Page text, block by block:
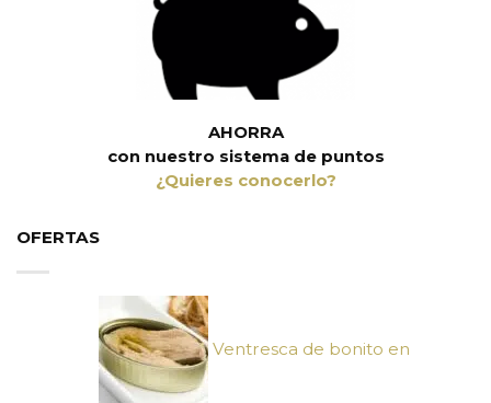
AHORRA
con nuestro sistema de puntos
¿Quieres conocerlo?
OFERTAS
Ventresca de bonito en